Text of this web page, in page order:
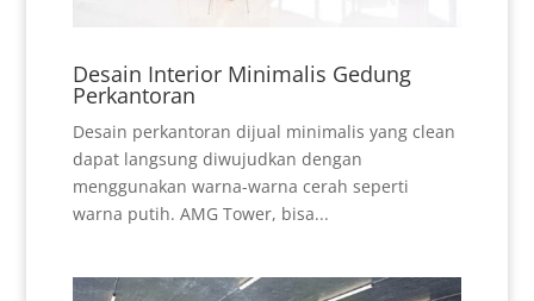
Desain Interior Minimalis Gedung
Perkantoran
Desain perkantoran dijual minimalis yang clean
dapat langsung diwujudkan dengan
menggunakan warna-warna cerah seperti
warna putih. AMG Tower, bisa...